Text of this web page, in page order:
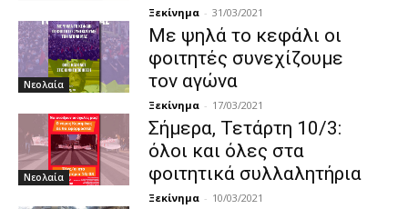
Ξεκίνημα - 31/03/2021
Νεολαία
Με ψηλά το κεφάλι οι
φοιτητές συνεχίζουμε
τον αγώνα
Ξεκίνημα - 17/03/2021
Νεολαία
Σήμερα, Τετάρτη 10/3:
όλοι και όλες στα
φοιτητικά συλλαλητήρια
Ξεκίνημα - 10/03/2021